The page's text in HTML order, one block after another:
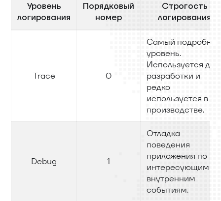
Уровень
логирования
Порядковый
номер
Строгость
логирования
Trace 0
Самый
уровень.
Используется для
разработки и
редко
используется в
производстве.
Debug 1
Отладка
поведения
приложения по
интересующим
внутренним
событиям.